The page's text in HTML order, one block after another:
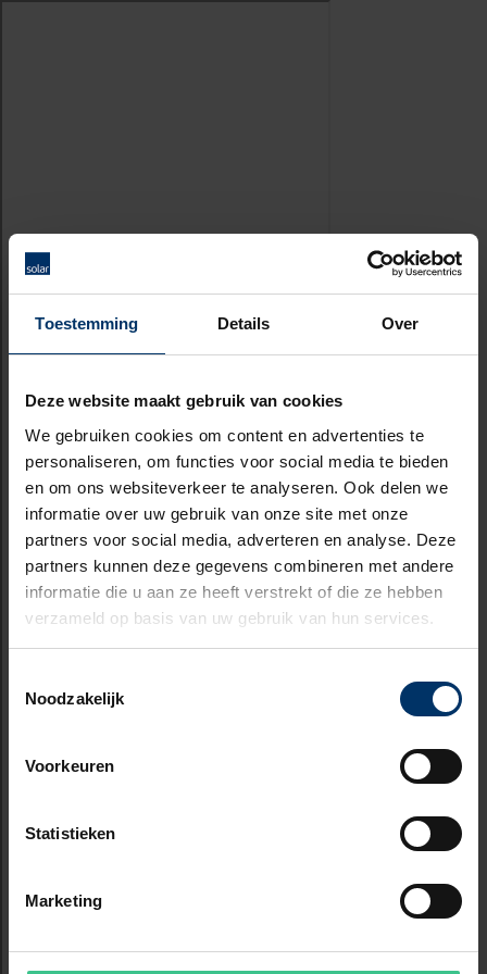
Toestemming Details Over
Deze website maakt gebruik van cookies
We gebruiken cookies om content en advertenties te
personaliseren, om functies voor social media te bieden
en om ons websiteverkeer te analyseren. Ook delen we
informatie over uw gebruik van onze site met onze
partners voor social media, adverteren en analyse. Deze
partners kunnen deze gegevens combineren met andere
informatie die u aan ze heeft verstrekt of die ze hebben
verzameld op basis van uw gebruik van hun services.
Noodzakelijk
Voorkeuren
Statistieken
Marketing